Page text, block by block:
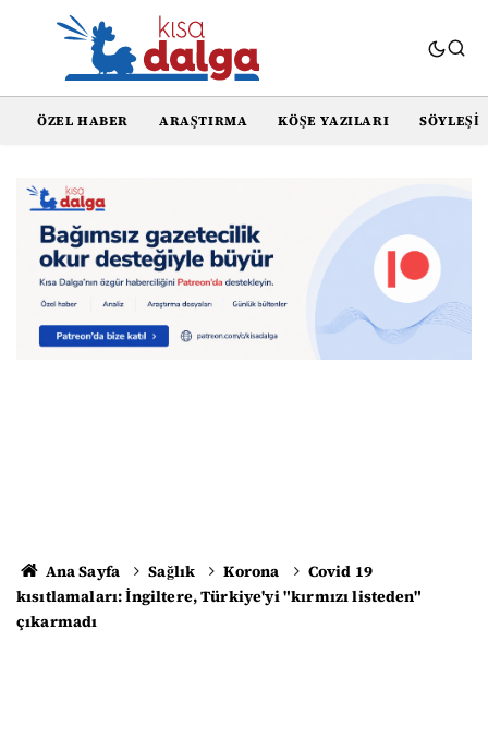
ÖZEL HABER ARAŞTIRMA KÖŞE YAZILARI SÖYLEŞI
Ana Sayfa Sağlık Korona
Covid 19
kısıtlamaları: İngiltere, Türkiye'yi "kırmızı listeden"
çıkarmadı